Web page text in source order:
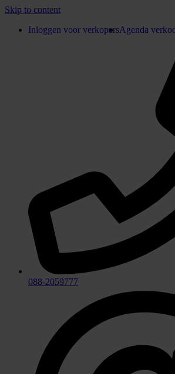
Skip to content
Inloggen voor verkopersAgenda
088-2059777